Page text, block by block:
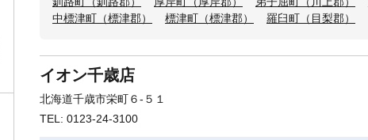
中標津町（標津郡）
標津町（標津郡） 羅臼町（目梨郡）
イオン千歳店
北海道千歳市栄町６-５１
TEL: 0123-24-3100